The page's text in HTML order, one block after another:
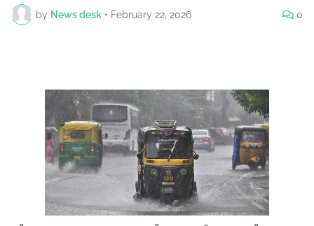
by News desk • February 22, 2026 0